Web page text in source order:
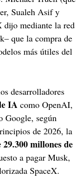
Sualeh Asif y
dijo mediante la red
que la compra de
más útiles del
desarrolladores
IA como OpenAI,
según
de 2026, la
millones de
a pagar Musk,
SpaceX.